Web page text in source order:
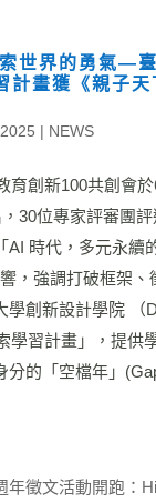
世界的勇氣—
畫獲《親子天
| NEWS
育創新100共創會
30位專家評審團
AI 時代，多元永續
，強調打破框架、
學創新設計學院 （
學習計畫」，提供
分的「空檔年」
年徵文活動開跑：